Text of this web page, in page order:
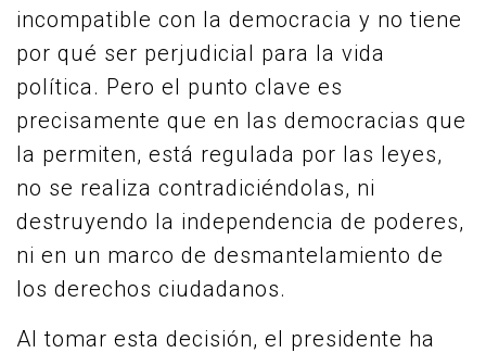
incompatible con la democracia y no tiene
por qué ser perjudicial para la vida
política. Pero el punto clave es
precisamente que en las democracias que
la permiten, está regulada por las leyes,
no se realiza contradiciéndolas, ni
destruyendo la independencia de poderes,
ni en un marco de desmantelamiento de
los derechos ciudadanos.
Al tomar esta decisión, el presidente ha